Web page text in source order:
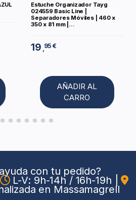
Estuche Organizador Tayg
024559 Basic Line |
Separadores Móviles | 460 x
350 x 81 mm |...
19 95 €
AÑADIR AL
CARRO
con tu pedido?
L-V: 9h-14h / 16h-19h
en Massamagrell